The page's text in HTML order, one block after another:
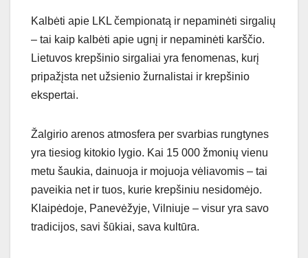
Kalbėti apie LKL čempionatą ir nepaminėti sirgalių
– tai kaip kalbėti apie ugnį ir nepaminėti karščio.
Lietuvos krepšinio sirgaliai yra fenomenas, kurį
pripažįsta net užsienio žurnalistai ir krepšinio
ekspertai.
Žalgirio arenos atmosfera per svarbias rungtynes
yra tiesiog kitokio lygio. Kai 15 000 žmonių vienu
metu šaukia, dainuoja ir mojuoja vėliavomis – tai
paveikia net ir tuos, kurie krepšiniu nesidomėjo.
Klaipėdoje, Panevėžyje, Vilniuje – visur yra savo
tradicijos, savi šūkiai, sava kultūra.